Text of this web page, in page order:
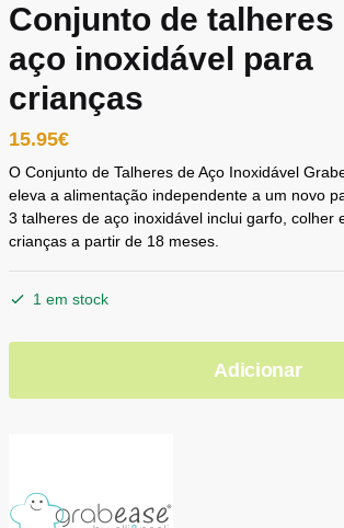
Conjunto de talheres
aço inoxidável para
crianças
15.95€
O Conjunto de Talheres de Aço Inoxidável
eleva a alimentação independente a um novo
3 talheres de aço inoxidável inclui garfo, colher
crianças a partir de 18 meses.
1 em stock
Adicionar